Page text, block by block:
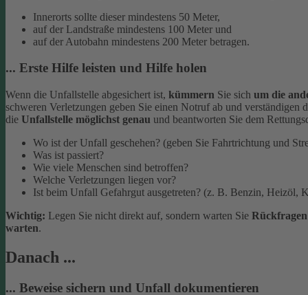
Innerorts sollte dieser mindestens 50 Meter,
auf der Landstraße mindestens 100 Meter und
auf der Autobahn mindestens 200 Meter betragen.
... Erste Hilfe leisten und Hilfe holen
Wenn die Unfallstelle abgesichert ist, kümmern Sie sich um die
schweren Verletzungen geben Sie einen Notruf ab und
die Unfallstelle möglichst genau und beantworten Sie dem
Wo ist der Unfall geschehen? (geben Sie Fahrtrichtung und
Was ist passiert?
Wie viele Menschen sind betroffen?
Welche Verletzungen liegen vor?
Ist beim Unfall Gefahrgut ausgetreten? (z. B. Benzin,
Wichtig: Legen Sie nicht direkt auf, sondern warten Sie Rückfragen
warten.
Danach ...
... Beweise sichern und Unfall dokumentieren